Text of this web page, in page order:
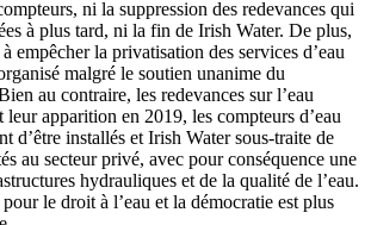
ni la suppression des redevances qui
à plus tard, ni la fin de Irish Water. De plus,
empêcher la privatisation des services d’eau
malgré le soutien unanime du
au contraire, les redevances sur l’eau
apparition en 2019, les compteurs d’eau
d’être installés et Irish Water sous-traite de
au secteur privé, avec pour conséquence une
hydrauliques et de la qualité de l’eau.
le droit à l’eau et la démocratie est plus